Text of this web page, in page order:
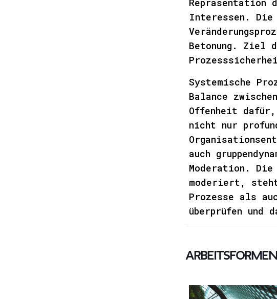
Repräsentation
Interessen.
Betonung. Ziel
Systemische
Balance
Offenheit
nicht nur
auch
Moderation.
moderiert,
Prozesse als
überprüfen und
Arbeitsformen